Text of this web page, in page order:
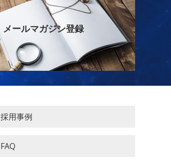
メールマガジン登録
採用事例
FAQ